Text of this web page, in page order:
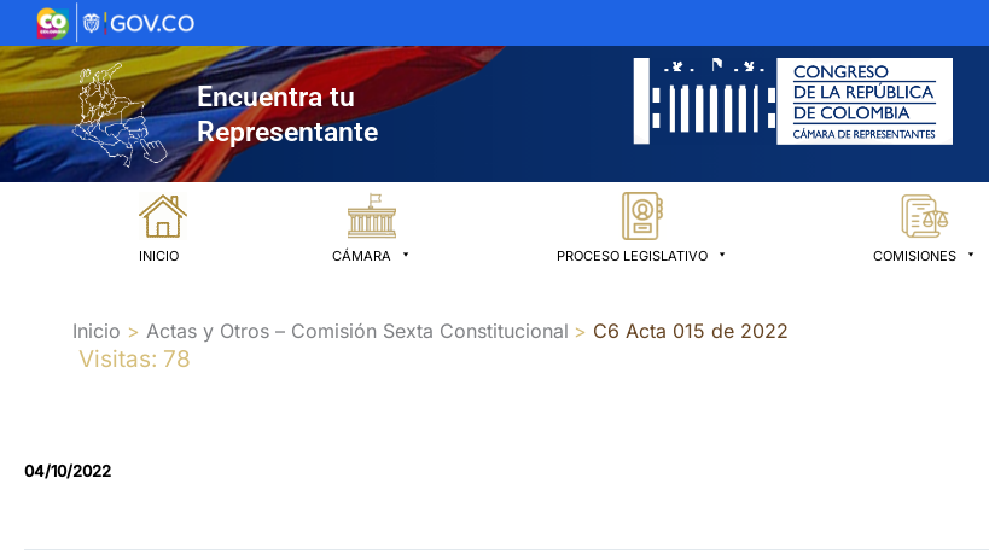
al
contenido
Encuentra tu
Representante
INICIO CÁMARA PROCESO LEGISLATIVO COMISIONES
Inicio Actas y Otros – Comisión Sexta Constitucional C6 Acta 015 de 2022
Visitas: 78
04/10/2022